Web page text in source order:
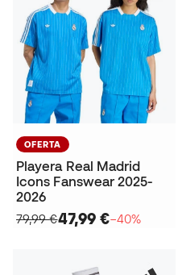
OFERTA
Playera Real Madrid
Icons Fanswear 2025-
2026
79,99 €47,99 €−40%